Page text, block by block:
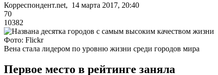
Корреспондент.net, 14 марта 2017, 20:40
70
10382
Фото: Flickr
Вена стала лидером по уровню жизни среди городов мира
Первое место в рейтинге заняла